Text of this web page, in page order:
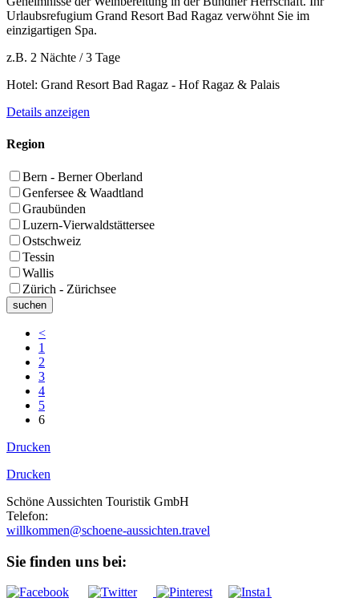
Urlaubsrefugium Grand Resort Bad Ragaz verwöhnt Sie im
einzigartigen Spa.
z.B. 2 Nächte / 3 Tage
Hotel: Grand Resort Bad Ragaz - Hof Ragaz & Palais
Details anzeigen
Region
Bern - Berner Oberland
Genfersee & Waadtland
Graubünden
Luzern-Vierwaldstättersee
Ostschweiz
Tessin
Wallis
Zürich - Zürichsee
<
1
2
3
4
5
6
Drucken
Drucken
Schöne Aussichten Touristik GmbH
Telefon:
willkommen@schoene-aussichten.travel
Sie finden uns bei: